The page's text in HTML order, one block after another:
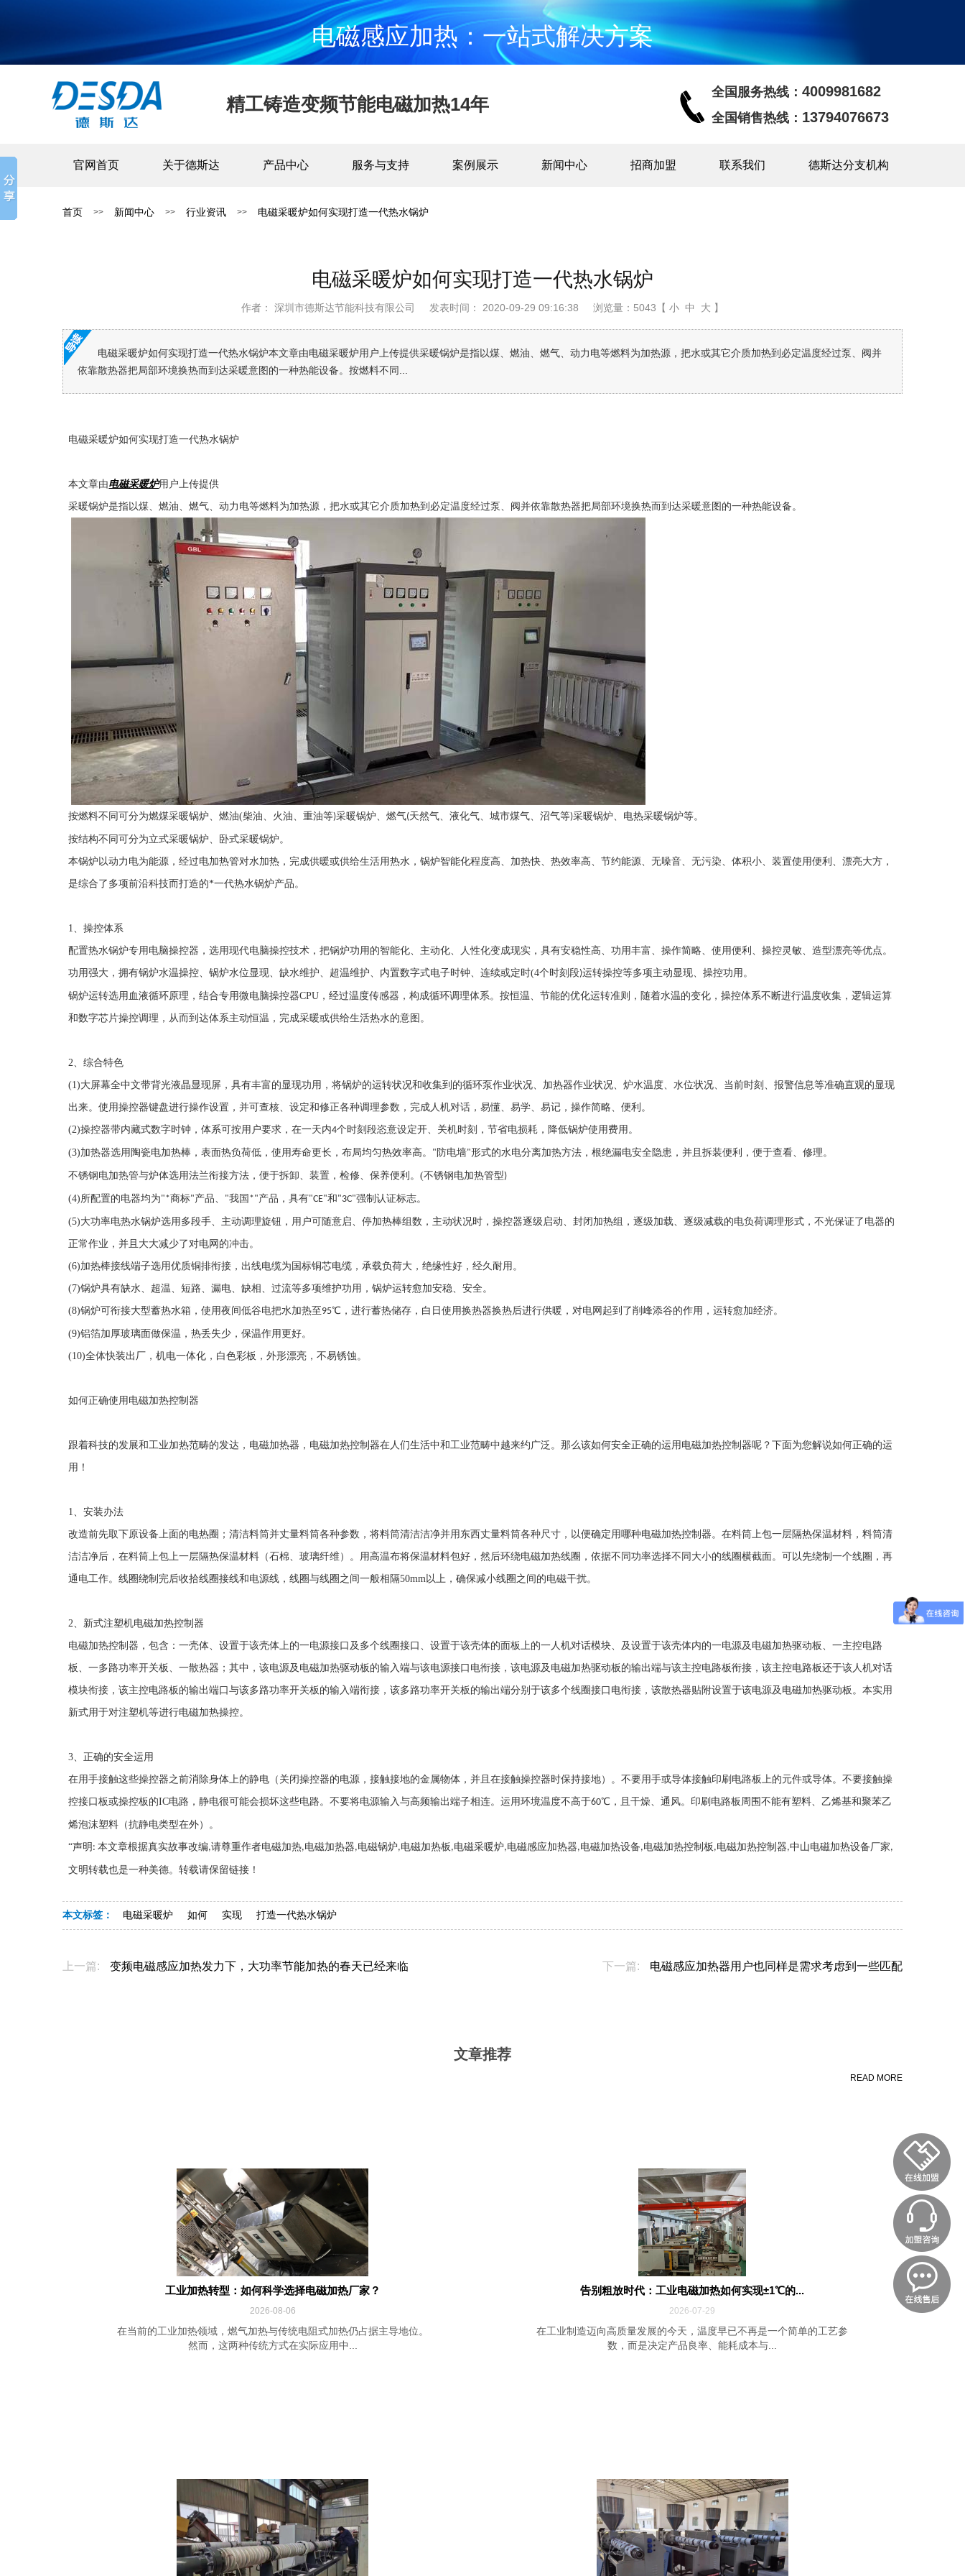
电磁感应加热：一站式解决方案
精工铸造变频节能电磁加热14年
全国服务热线： 4009981682
全国销售热线： 13794076673
官网首页 关于德斯达 产品中心 服务与支持 案例展示 新闻中心 招商加盟 联系我们 德斯达分支机构
首页 >> 新闻中心 >> 行业资讯 >> 电磁采暖炉如何实现打造一代热水锅炉
电磁采暖炉如何实现打造一代热水锅炉
作者： 深圳市德斯达节能科技有限公司 发表时间： 2020-09-29 09:16:38 浏览量：5043【 小 中 大 】
电磁采暖炉如何实现打造一代热水锅炉本文章由电磁采暖炉用户上传提供采暖锅炉是指以煤、燃油、燃气、动力电等燃料为加热源，把水或其它介质加热到必定温度经过泵、阀并
依靠散热器把局部环境换热而到达采暖意图的一种热能设备。按燃料不同...
电磁采暖炉如何实现打造一代热水锅炉
本文章由电磁采暖炉用户上传提供
采暖锅炉是指以煤、燃油、燃气、动力电等燃料为加热源，把水或其它介质加热到必定温度经过泵、阀并依靠散热器把局部环境换热而到达采暖意图的一种热能设备。
按燃料不同可分为燃煤采暖锅炉、燃油(柴油、火油、重油等)采暖锅炉、燃气(天然气、液化气、城市煤气、沼气等)采暖锅炉、电热采暖锅炉等。
按结构不同可分为立式采暖锅炉、卧式采暖锅炉。
本锅炉以动力电为能源，经过电加热管对水加热，完成供暖或供给生活用热水，锅炉智能化程度高、加热快、热效率高、节约能源、无噪音、无污染、体积小、装置使用便利、漂亮大方，
是综合了多项前沿科技而打造的*一代热水锅炉产品。
1、操控体系
配置热水锅炉专用电脑操控器，选用现代电脑操控技术，把锅炉功用的智能化、主动化、人性化变成现实，具有安稳性高、功用丰富、操作简略、使用便利、操控灵敏、造型漂亮等优点。
功用强大，拥有锅炉水温操控、锅炉水位显现、缺水维护、超温维护、内置数字式电子时钟、连续或定时(4个时刻段)运转操控等多项主动显现、操控功用。
锅炉运转选用血液循环原理，结合专用微电脑操控器CPU ，经过温度传感器，构成循环调理体系。按恒温、节能的优化运转准则，随着水温的变化，操控体系不断进行温度收集，逻辑运算
和数字芯片操控调理，从而到达体系主动恒温，完成采暖或供给生活热水的意图。
2、综合特色
(1)大屏幕全中文带背光液晶显现屏，具有丰富的显现功用，将锅炉的运转状况和收集到的循环泵作业状况、加热器作业状况、炉水温度、水位状况、当前时刻、报警信息等准确直观的显现
出来。使用操控器键盘进行操作设置，并可查核、设定和修正各种调理参数，完成人机对话，易懂、易学、易记，操作简略、便利。
(2)操控器带内藏式数字时钟，体系可按用户要求，在一天内4个时刻段恣意设定开、关机时刻，节省电损耗，降低锅炉使用费用。
(3)加热器选用陶瓷电加热棒，表面热负荷低，使用寿命更长，布局均匀热效率高。 " 防电墙"形式的水电分离加热方法，根绝漏电安全隐患，并且拆装便利，便于查看、修理。
不锈钢电加热管与炉体选用法兰衔接方法，便于拆卸、装置，检修、保养便利。(不锈钢电加热管型)
(4)所配置的电器均为"*商标"产品、 "我国 *"产品，具有"CE"和 "3C"强制认证标志。
(5)大功率电热水锅炉选用多段手、主动调理旋钮，用户可随意启、停加热棒组数，主动状况时，操控器逐级启动、封闭加热组，逐级加载、逐级减载的电负荷调理形式，不光保证了电器的
正常作业，并且大大减少了对电网的冲击。
(6)加热棒接线端子选用优质铜排衔接，出线电缆为国标铜芯电缆，承载负荷大，绝缘性好，经久耐用。
(7)锅炉具有缺水、超温、短路、漏电、缺相、过流等多项维护功用，锅炉运转愈加安稳、安全。
(8)锅炉可衔接大型蓄热水箱，使用夜间低谷电把水加热至 95℃，进行蓄热储存，白日使用换热器换热后进行供暖，对电网起到了削峰添谷的作用，运转愈加经济。
(9)铝箔加厚玻璃面做保温，热丢失少，保温作用更好。
(10)全体快装出厂，机电一体化，白色彩板，外形漂亮，不易锈蚀。
如何正确使用电磁加热控制器
跟着科技的发展和工业加热范畴的发达，电磁加热器，电磁加热控制器在人们生活中和工业范畴中越来约广泛。那么该如何安全正确的运用电磁加热控制器呢？下面为您解说如何正确的运
用！
1、安装办法
改造前先取下原设备上面的电热圈；清洁料筒并丈量料筒各种参数，将料筒清洁洁净并用东西丈量料筒各种尺寸，以便确定用哪种电磁加热控制器。在料筒上包一层隔热保温材料，料筒清
洁洁净后，在料筒上包上一层隔热保温材料（石棉、玻璃纤维）。用高温布将保温材料包好，然后环绕电磁加热线圈，依据不同功率选择不同大小的线圈横截面。可以先绕制一个线圈，再
通电工作。线圈绕制完后收拾线圈接线和电源线，线圈与线圈之间一般相隔50mm以上，确保减小线圈之间的电磁干扰。
2、新式注塑机电磁加热控制器
电磁加热控制器，包含：一壳体、设置于该壳体上的一电源接口及多个线圈接口、设置于该壳体的面板上的一人机对话模块、及设置于该壳体内的一电源及电磁加热驱动板、一主控电路
板、一多路功率开关板、一散热器；其中，该电源及电磁加热驱动板的输入端与该电源接口电衔接，该电源及电磁加热驱动板的输出端与该主控电路板衔接，该主控电路板还于该人机对话
模块衔接，该主控电路板的输出端口与该多路功率开关板的输入端衔接，该多路功率开关板的输出端分别于该多个线圈接口电衔接，该散热器贴附设置于该电源及电磁加热驱动板。本实用
新式用于对注塑机等进行电磁加热操控。
3、正确的安全运用
在用手接触这些操控器之前消除身体上的静电（关闭操控器的电源，接触接地的金属物体，并且在接触操控器时保持接地）。不要用手或导体接触印刷电路板上的元件或导体。不要接触操
控接口板或操控板的IC电路，静电很可能会损坏这些电路。不要将电源输入与高频输出端子相连。运用环境温度不高于60℃，且干燥、通风。印刷电路板周围不能有塑料、乙烯基和聚苯乙
烯泡沫塑料（抗静电类型在外）。
“声明 :本文章根据真实故事改编,请尊重作者电磁加热,电磁加热器,电磁锅炉,电磁加热板 ,电磁采暖炉,电磁感应加热器,电磁加热设备,电磁加热控制板 ,电磁加热控制器,中山电磁加热设备厂家,
文明转载也是一种美德。转载请保留链接！
本文标签： 电磁采暖炉 如何 实现 打造一代热水锅炉
上一篇: 变频电磁感应加热发力下，大功率节能加热的春天已经来临 下一篇: 电磁感应加热器用户也同样是需求考虑到一些匹配
文章推荐
READ MORE
工业加热转型：如何科学选择电磁加热厂家？
2026-08-06
在当前的工业加热领域，燃气加热与传统电阻式加热仍占据主导地位。
然而，这两种传统方式在实际应用中...
告别粗放时代：工业电磁加热如何实现±1℃的...
2026-07-29
在工业制造迈向高质量发展的今天，温度早已不再是一个简单的工艺参
数，而是决定产品良率、能耗成本与...